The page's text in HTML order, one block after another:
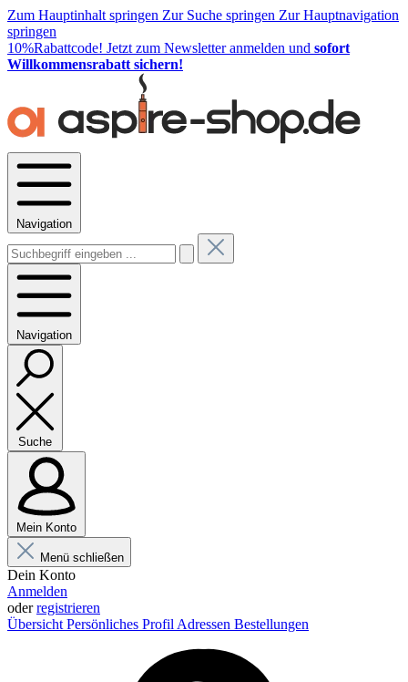
Zum Hauptinhalt springen Zur Suche springen Zur Hauptnavigation
springen
10%Rabattcode! Jetzt zum Newsletter anmelden und sofort
Willkommensrabatt sichern!
Navigation
Navigation
Suche
Mein Konto
Menü schließen
Dein Konto
Anmelden
oderregistrieren
Übersicht Persönliches Profil Adressen Bestellungen